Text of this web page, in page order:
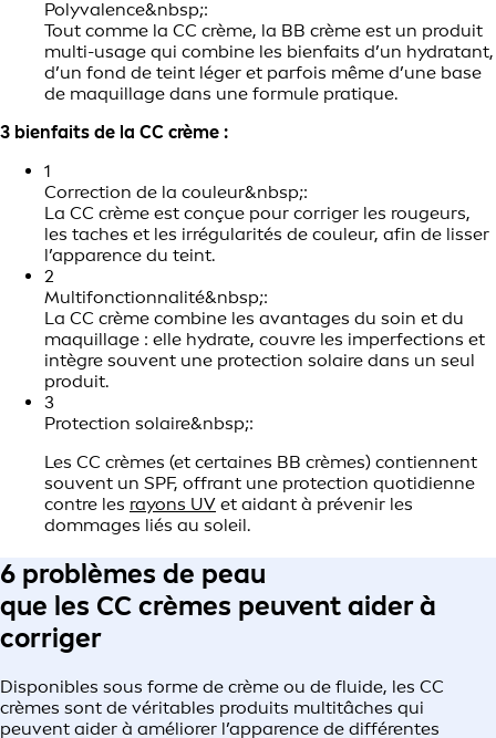
Polyvalence&nbsp;:
Tout comme la CC crème, la BB crème est un produit
multi-usage qui combine les bienfaits d’un hydratant,
d’un fond de teint léger et parfois même d’une base
de maquillage dans une formule pratique.
3 bienfaits de la CC crème :
1
Correction de la couleur&nbsp;:
La CC crème est conçue pour corriger les rougeurs,
les taches et les irrégularités de couleur, afin de lisser
l’apparence du teint.
2
Multifonctionnalité&nbsp;:
La CC crème combine les avantages du soin et du
maquillage : elle hydrate, couvre les imperfections et
intègre souvent une protection solaire dans un seul
produit.
3
Protection solaire&nbsp;:
Les CC crèmes (et certaines BB crèmes) contiennent
souvent un SPF, offrant une protection quotidienne
contre les rayons UV et aidant à prévenir les
dommages liés au soleil.
6 problèmes de peau
que les CC crèmes peuvent aider à
corriger
Disponibles sous forme de crème ou de fluide, les CC
crèmes sont de véritables produits multitâches qui
peuvent aider à améliorer l’apparence de différentes